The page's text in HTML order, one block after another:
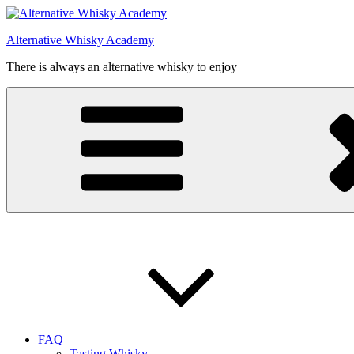
Videre
indhold
Alternative Whisky Academy
There is always an alternative whisky to enjoy
FAQ